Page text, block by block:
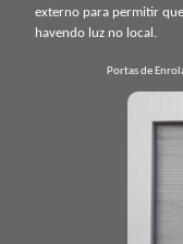
externo para permitir
havendo luz no local.
Portas de